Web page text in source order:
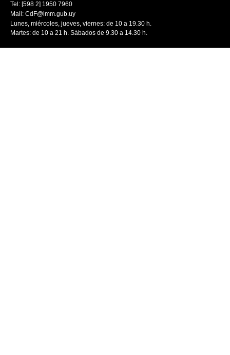
Tel: [598 2] 1950 7960
Mail: CdF@imm.gub.uy
Lunes, miércoles, jueves, viernes: de 10 a 19.30 h.
Martes: de 10 a 21 h. Sábados de 9.30 a 14.30 h.